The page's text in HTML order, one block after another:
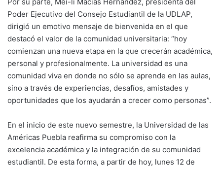
Poder Ejecutivo del Consejo Estudiantil de la UDLAP,
dirigió un emotivo mensaje de bienvenida en el que
destacó el valor de la comunidad universitaria: “hoy
comienzan una nueva etapa en la que crecerán académica,
personal y profesionalmente. La universidad es una
comunidad viva en donde no sólo se aprende en las aulas,
sino a través de experiencias, desafíos, amistades y
oportunidades que los ayudarán a crecer como personas”.
En el inicio de este nuevo semestre, la Universidad de las
Américas Puebla reafirma su compromiso con la
excelencia académica y la integración de su comunidad
estudiantil. De esta forma, a partir de hoy, lunes 12 de